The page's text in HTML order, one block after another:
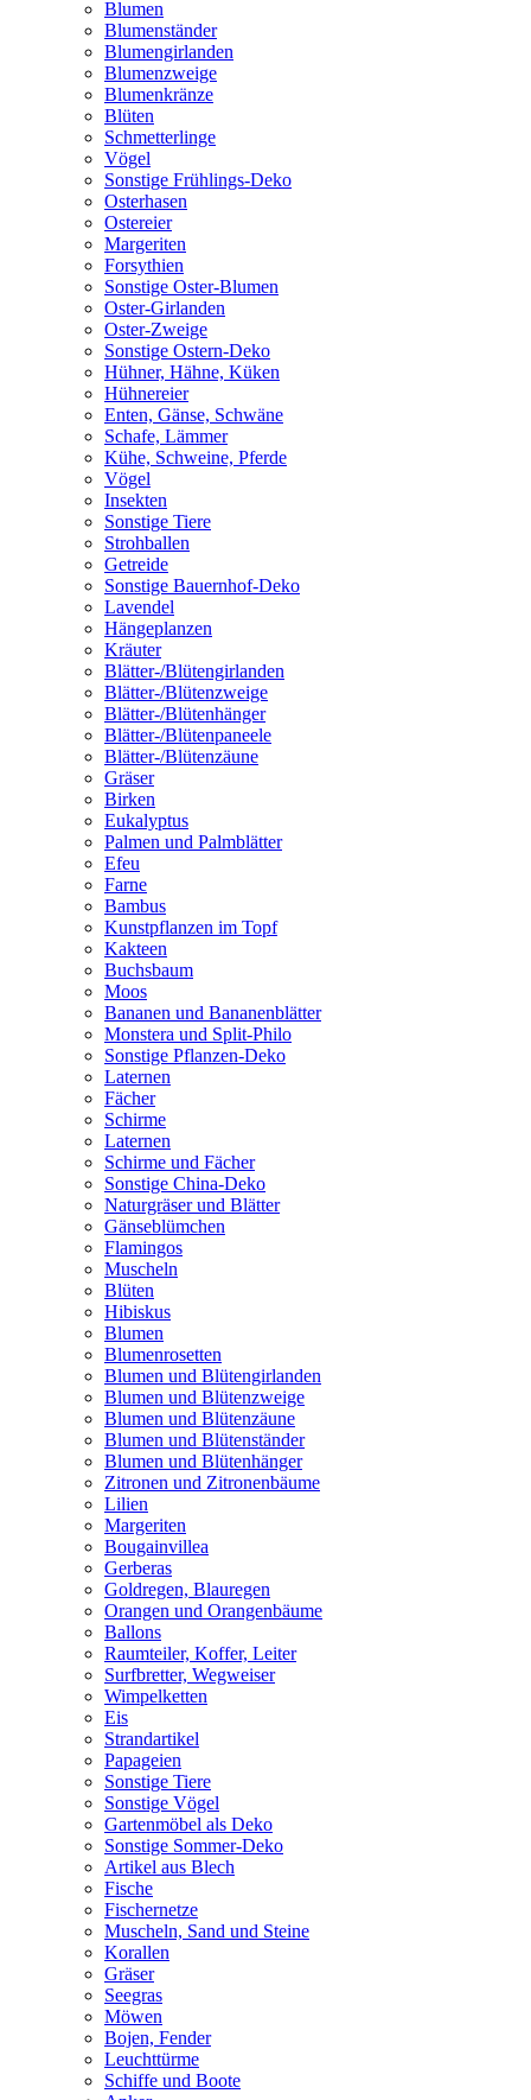
Blumen
Blumenständer
Blumengirlanden
Blumenzweige
Blumenkränze
Blüten
Schmetterlinge
Vögel
Sonstige Frühlings-Deko
Osterhasen
Ostereier
Margeriten
Forsythien
Sonstige Oster-Blumen
Oster-Girlanden
Oster-Zweige
Sonstige Ostern-Deko
Hühner, Hähne, Küken
Hühnereier
Enten, Gänse, Schwäne
Schafe, Lämmer
Kühe, Schweine, Pferde
Vögel
Insekten
Sonstige Tiere
Strohballen
Getreide
Sonstige Bauernhof-Deko
Lavendel
Hängeplanzen
Kräuter
Blätter-/Blütengirlanden
Blätter-/Blütenzweige
Blätter-/Blütenhänger
Blätter-/Blütenpaneele
Blätter-/Blütenzäune
Gräser
Birken
Eukalyptus
Palmen und Palmblätter
Efeu
Farne
Bambus
Kunstpflanzen im Topf
Kakteen
Buchsbaum
Moos
Bananen und Bananenblätter
Monstera und Split-Philo
Sonstige Pflanzen-Deko
Laternen
Fächer
Schirme
Laternen
Schirme und Fächer
Sonstige China-Deko
Naturgräser und Blätter
Gänseblümchen
Flamingos
Muscheln
Blüten
Hibiskus
Blumen
Blumenrosetten
Blumen und Blütengirlanden
Blumen und Blütenzweige
Blumen und Blütenzäune
Blumen und Blütenständer
Blumen und Blütenhänger
Zitronen und Zitronenbäume
Lilien
Margeriten
Bougainvillea
Gerberas
Goldregen, Blauregen
Orangen und Orangenbäume
Ballons
Raumteiler, Koffer, Leiter
Surfbretter, Wegweiser
Wimpelketten
Eis
Strandartikel
Papageien
Sonstige Tiere
Sonstige Vögel
Gartenmöbel als Deko
Sonstige Sommer-Deko
Artikel aus Blech
Fische
Fischernetze
Muscheln, Sand und Steine
Korallen
Gräser
Seegras
Möwen
Bojen, Fender
Leuchttürme
Schiffe und Boote